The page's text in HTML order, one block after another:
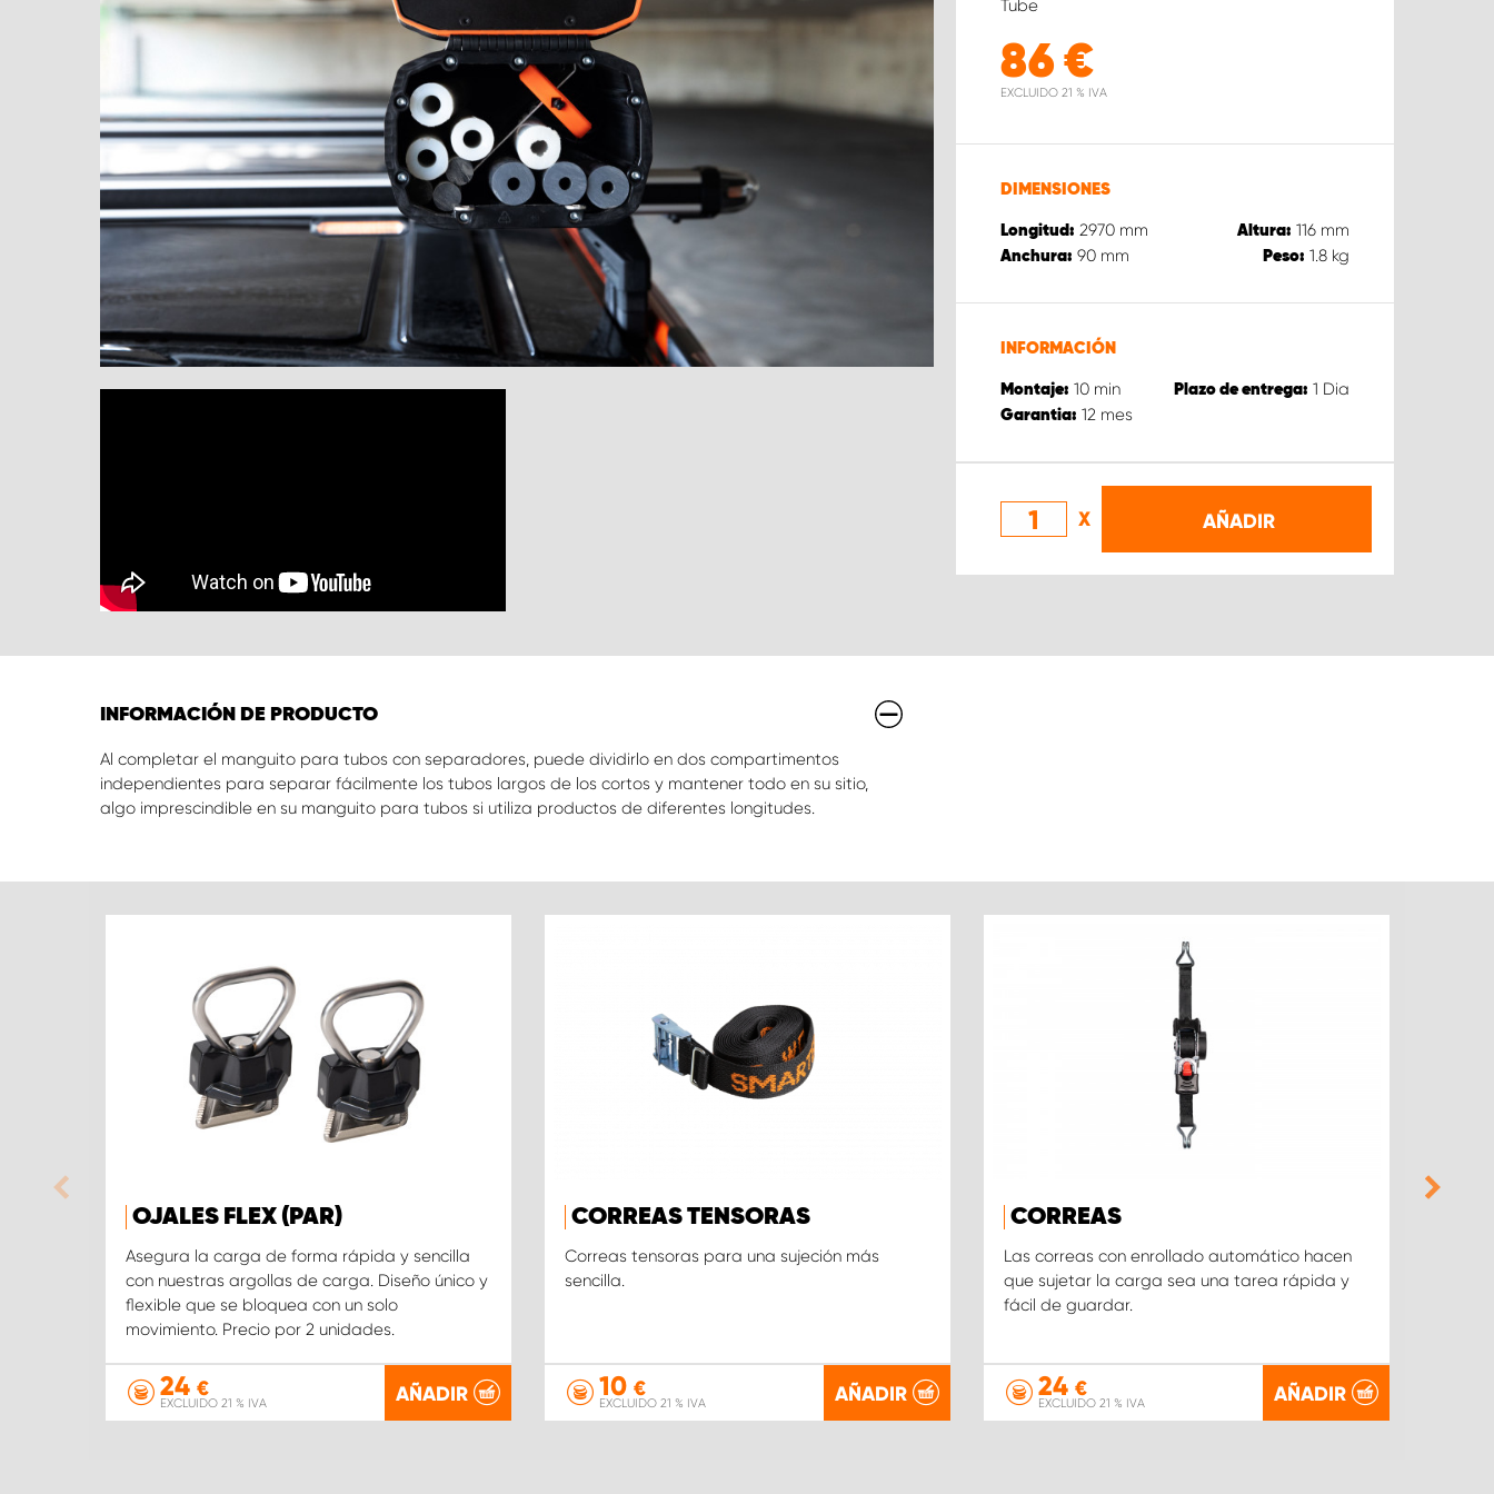
Tube
86 €
EXCLUIDO 21 % IVA
DIMENSIONES
Longitud: 2970 mm Altura: 116 mm
Anchura: 90 mm Peso: 1.8 kg
INFORMACIÓN
Montaje: 10 min Plazo de entrega: 1 Dia
Garantia: 12 mes
X AÑADIR
INFORMACIÓN DE PRODUCTO
Al completar el manguito para tubos con separadores, puede dividirlo en dos compartimentos
independientes para separar fácilmente los tubos largos de los cortos y mantener todo en su sitio,
algo imprescindible en su manguito para tubos si utiliza productos de diferentes longitudes.
OJALES FLEX (PAR)
Asegura la carga de forma rápida y sencilla
con nuestras argollas de carga. Diseño único y
flexible que se bloquea con un solo
movimiento. Precio por 2 unidades.
24 €
EXCLUIDO 21 % IVA AÑADIR
CORREAS TENSORAS
Correas tensoras para una sujeción más
sencilla.
10 €
EXCLUIDO 21 % IVA AÑADIR
CORREAS
Las correas con enrollado automático hacen
que sujetar la carga sea una tarea rápida y
fácil de guardar.
24 €
EXCLUIDO 21 % IVA AÑADIR